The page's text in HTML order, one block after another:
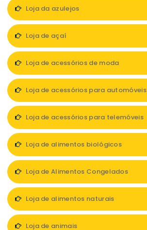
Loja da azulejos
Loja de açaí
Loja de acessórios de moda
Loja de acessórios para automóveis
Loja de acessórios para telemóveis
Loja de alimentos biológicos
Loja de Alimentos Congelados
Loja de alimentos naturais
Loja de animais